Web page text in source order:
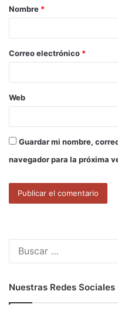
r
*
Nombre *
Correo electrónico *
Web
Guardar mi nombre,
navegador para la próxima
Nuestras Redes Sociales